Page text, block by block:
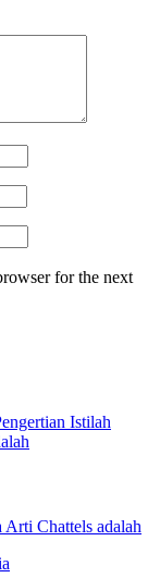
for the next
Istilah
Arti Chattels adalah